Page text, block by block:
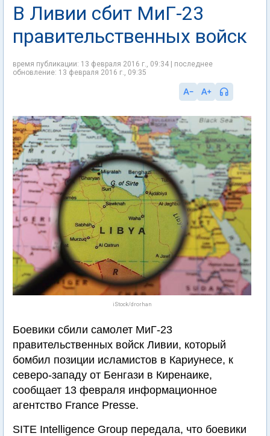
В Ливии сбит МиГ-23
правительственных войск
время публикации: 13 февраля 2016 г., 09:34 | последнее
обновление: 13 февраля 2016 г., 09:35
iStock/drorhan
Боевики сбили самолет МиГ-23
правительственных войск Ливии, который
бомбил позиции исламистов в Кариунесе, к
северо-западу от Бенгази в Киренаике,
сообщает 13 февраля информационное
агентство France Presse.
SITE Intelligence Group передала, что боевики